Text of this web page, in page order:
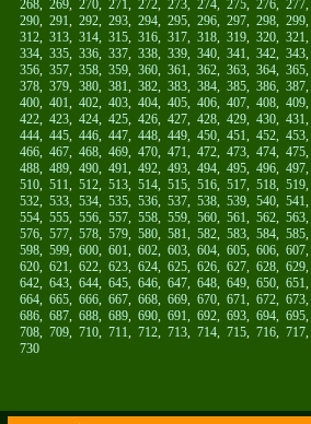
268, 269, 270, 271, 272, 273, 274, 275, 276, 277,
290, 291, 292, 293, 294, 295, 296, 297, 298, 299,
312, 313, 314, 315, 316, 317, 318, 319, 320, 321,
334, 335, 336, 337, 338, 339, 340, 341, 342, 343,
356, 357, 358, 359, 360, 361, 362, 363, 364, 365,
378, 379, 380, 381, 382, 383, 384, 385, 386, 387,
400, 401, 402, 403, 404, 405, 406, 407, 408, 409,
422, 423, 424, 425, 426, 427, 428, 429, 430, 431,
444, 445, 446, 447, 448, 449, 450, 451, 452, 453,
466, 467, 468, 469, 470, 471, 472, 473, 474, 475,
488, 489, 490, 491, 492, 493, 494, 495, 496, 497,
510, 511, 512, 513, 514, 515, 516, 517, 518, 519,
532, 533, 534, 535, 536, 537, 538, 539, 540, 541,
554, 555, 556, 557, 558, 559, 560, 561, 562, 563,
576, 577, 578, 579, 580, 581, 582, 583, 584, 585,
598, 599, 600, 601, 602, 603, 604, 605, 606, 607,
620, 621, 622, 623, 624, 625, 626, 627, 628, 629,
642, 643, 644, 645, 646, 647, 648, 649, 650, 651,
664, 665, 666, 667, 668, 669, 670, 671, 672, 673,
686, 687, 688, 689, 690, 691, 692, 693, 694, 695,
708, 709, 710, 711, 712, 713, 714, 715, 716, 717,
730